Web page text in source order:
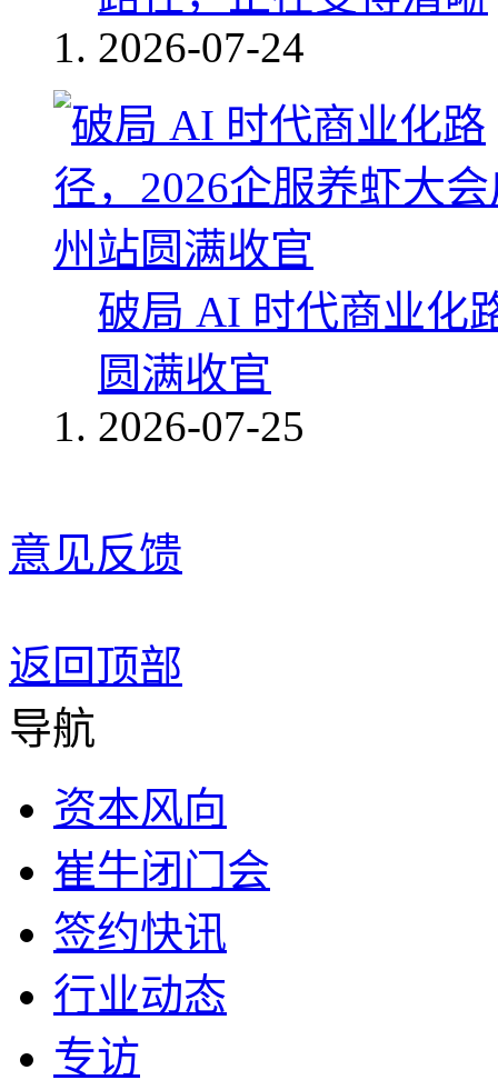
2026-07-24
破局 AI 时代商业化
圆满收官
2026-07-25
意见反馈
返回顶部
导航
资本风向
崔牛闭门会
签约快讯
行业动态
专访